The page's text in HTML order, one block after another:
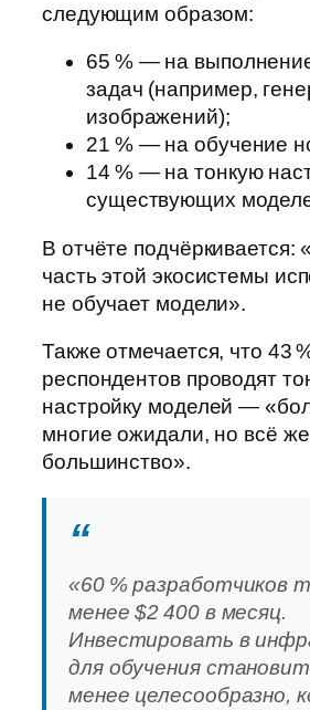
следующим образом:
65 % — на
задач (например,
изображений);
21 % — на обучение
14 % — на тонкую
существующих
В отчёте подчёркивается:
часть этой экосистемы
не обучает модели».
Также отмечается, что 43
респондентов проводят
настройку моделей —
многие ожидали, но всё
большинство».
«60 % разработчиков
менее $2 400 в месяц.
Инвестировать в
для обучения
менее целесообразно,